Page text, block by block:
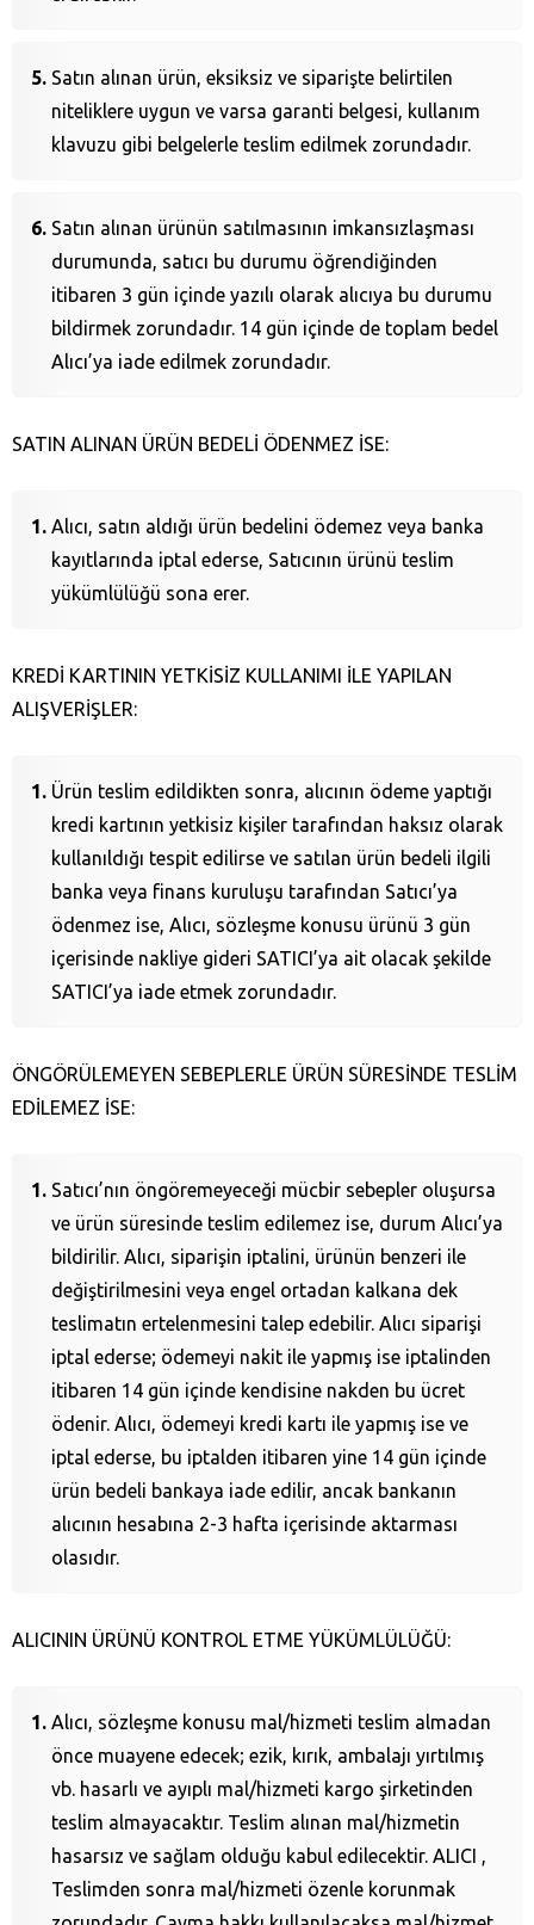
Satın alınan ürün, eksiksiz ve siparişte belirtilen
niteliklere uygun ve varsa garanti belgesi, kullanım
klavuzu gibi belgelerle teslim edilmek zorundadır.
Satın alınan ürünün satılmasının imkansızlaşması
durumunda, satıcı bu durumu öğrendiğinden
itibaren 3 gün içinde yazılı olarak alıcıya bu durumu
bildirmek zorundadır. 14 gün içinde de toplam bedel
Alıcı’ya iade edilmek zorundadır.
SATIN ALINAN ÜRÜN BEDELİ ÖDENMEZ İSE:
Alıcı, satın aldığı ürün bedelini ödemez veya banka
kayıtlarında iptal ederse, Satıcının ürünü teslim
yükümlülüğü sona erer.
KREDİ KARTININ YETKİSİZ KULLANIMI İLE YAPILAN
ALIŞVERİŞLER:
Ürün teslim edildikten sonra, alıcının ödeme yaptığı
kredi kartının yetkisiz kişiler tarafından haksız olarak
kullanıldığı tespit edilirse ve satılan ürün bedeli ilgili
banka veya finans kuruluşu tarafından Satıcı’ya
ödenmez ise, Alıcı, sözleşme konusu ürünü 3 gün
içerisinde nakliye gideri SATICI’ya ait olacak şekilde
SATICI’ya iade etmek zorundadır.
ÖNGÖRÜLEMEYEN SEBEPLERLE ÜRÜN SÜRESİNDE TESLİM
EDİLEMEZ İSE:
Satıcı’nın öngöremeyeceği mücbir sebepler oluşursa
ve ürün süresinde teslim edilemez ise, durum Alıcı’ya
bildirilir. Alıcı, siparişin iptalini, ürünün benzeri ile
değiştirilmesini veya engel ortadan kalkana dek
teslimatın ertelenmesini talep edebilir. Alıcı siparişi
iptal ederse; ödemeyi nakit ile yapmış ise iptalinden
itibaren 14 gün içinde kendisine nakden bu ücret
ödenir. Alıcı, ödemeyi kredi kartı ile yapmış ise ve
iptal ederse, bu iptalden itibaren yine 14 gün içinde
ürün bedeli bankaya iade edilir, ancak bankanın
alıcının hesabına 2-3 hafta içerisinde aktarması
olasıdır.
ALICININ ÜRÜNÜ KONTROL ETME YÜKÜMLÜLÜĞÜ:
Alıcı, sözleşme konusu mal/hizmeti teslim almadan
önce muayene edecek; ezik, kırık, ambalajı yırtılmış
vb. hasarlı ve ayıplı mal/hizmeti kargo şirketinden
teslim almayacaktır. Teslim alınan mal/hizmetin
hasarsız ve sağlam olduğu kabul edilecektir. ALICI ,
Teslimden sonra mal/hizmeti özenle korunmak